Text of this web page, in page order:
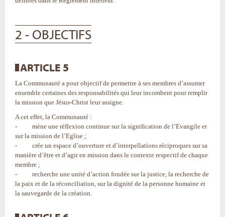
2 - OBJECTIFS
ARTICLE 5
La Communauté a pour objectif de permettre à ses membres d’assumer
ensemble certaines des responsabilités qui leur incombent pour remplir
la mission que Jésus-Christ leur assigne.
A cet effet, la Communauté :
- mène une réflexion continue sur la signification de l’Evangile et
sur la mission de l’Eglise ;
- crée un espace d’ouverture et d’interpellations réciproques sur sa
manière d’être et d’agir en mission dans le contexte respectif de chaque
membre ;
- recherche une unité d’action fondée sur la justice, la recherche de
la paix et de la réconciliation, sur la dignité de la personne humaine et
la sauvegarde de la création.